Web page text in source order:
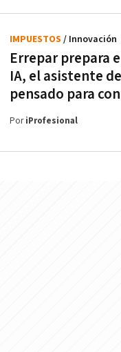
Errepar prepara
IA, el asistente
pensado para
IMPUESTOS / Innovación
PoriProfesional